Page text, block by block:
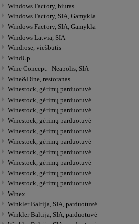
Windows Factory, biuras
Windows Factory, SIA, Gamykla
Windows Factory, SIA, Gamykla
Windows Latvia, SIA
Windrose, viešbutis
WindUp
Wine Concept - Neapolis, SIA
Wine&Dine, restoranas
Winestock, gėrimų parduotuvė
Winestock, gėrimų parduotuvė
Winestock, gėrimų parduotuvė
Winestock, gėrimų parduotuvė
Winestock, gėrimų parduotuvė
Winestock, gėrimų parduotuvė
Winestock, gėrimų parduotuvė
Winestock, gėrimų parduotuvė
Winestock, gėrimų parduotuvė
Winestock, gėrimų parduotuvė
Winex
Winkler Baltija, SIA, parduotuvė
Winkler Baltija, SIA, parduotuvė